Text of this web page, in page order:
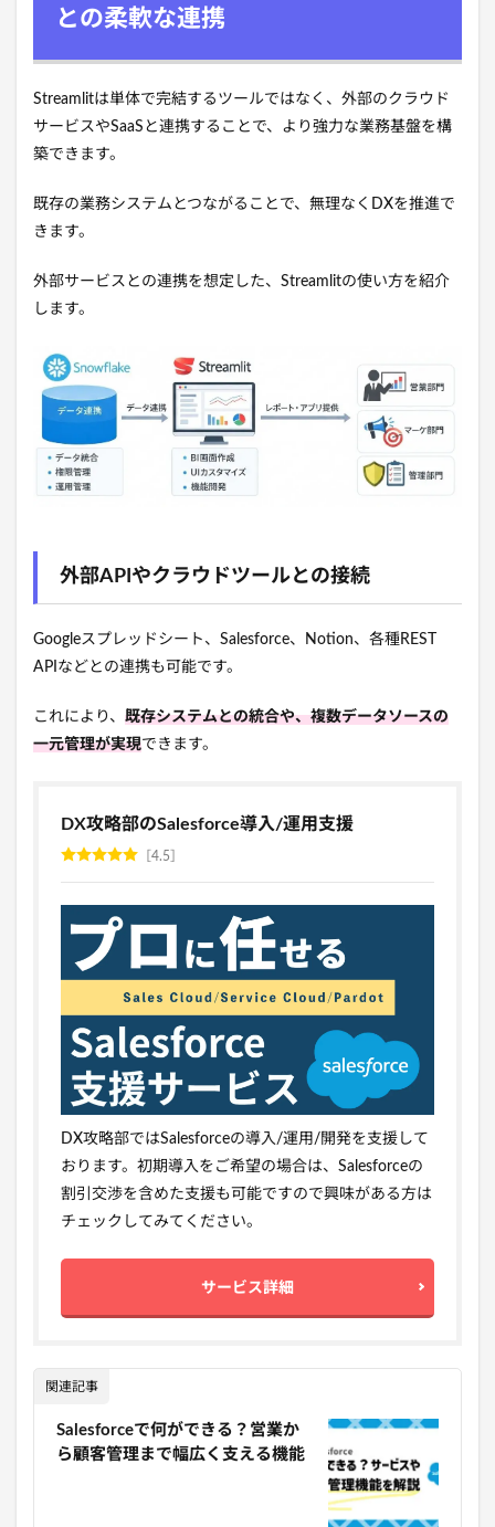
との柔軟な連携
Streamlitは単体で完結するツールではなく、外部のクラウド
サービスやSaaSと連携することで、より強力な業務基盤を構
築できます。
既存の業務システムとつながることで、無理なくDXを推進で
きます。
外部サービスとの連携を想定した、Streamlitの使い方を紹介
します。
外部APIやクラウドツールとの接続
Googleスプレッドシート、Salesforce、Notion、各種REST
APIなどとの連携も可能です。
これにより、 既存システムとの統合や、複数データソースの
一元管理が実現できます。
DX攻略部のSalesforce導入/運用支援
4.5
DX攻略部ではSalesforceの導入/運用/開発を支援して
おります。初期導入をご希望の場合は、Salesforceの
割引交渉を含めた支援も可能ですので興味がある方は
チェックしてみてください。
サービス詳細
関連記事
Salesforceで何ができる？営業か
ら顧客管理まで幅広く支える機能